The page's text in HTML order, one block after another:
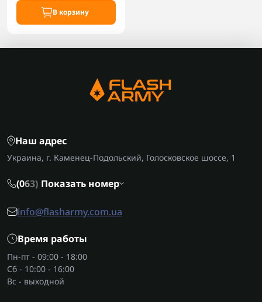
В корзину
Наш адрес
Украина, г. Каменец-Подольский, Голосковское шоссе, 1
(063) Показать номер
info@flasharmy.com.ua
Время работы
Пн-пт - 09:00 - 18:00
Сб - 10:00 - 16:00
Вс - выходной